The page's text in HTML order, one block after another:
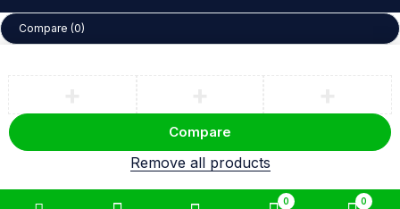
0 0
Compare (0)
Compare
Remove all products